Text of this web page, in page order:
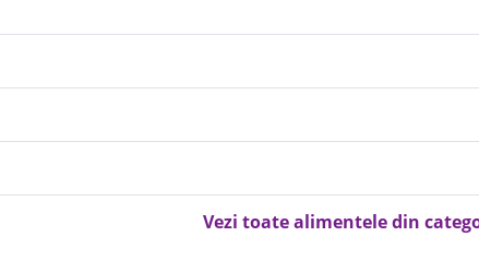
Vezi toate alimentele din